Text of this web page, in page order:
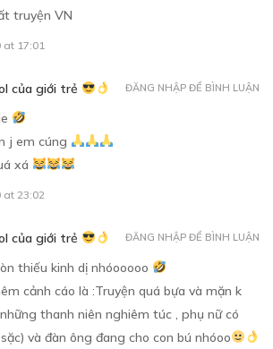
truyện VN
17:01
của giới trẻ
j em cúng
xá
at 23:02
ĐĂNG NHẬP ĐỂ BÌNH LUẬN
của giới trẻ
thiếu kinh dị nhóooooo
cảnh cáo là :Truyện quá bựa và mặn k
thanh niên nghiêm túc , phụ nữ có
và đàn ông đang cho con bú nhóoo
ĐĂNG NHẬP ĐỂ BÌNH LUẬN